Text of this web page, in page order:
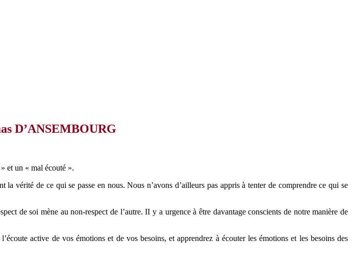
D’ANSEMBOURG
et un « mal écouté ».
vérité de ce qui se passe en nous. Nous n’avons d’ailleurs pas appris à tenter de comprendre ce qui se
de soi mène au non-respect de l’autre. II y a urgence à être davantage conscients de notre manière de
active de vos émotions et de vos besoins, et apprendrez à écouter les émotions et les besoins des